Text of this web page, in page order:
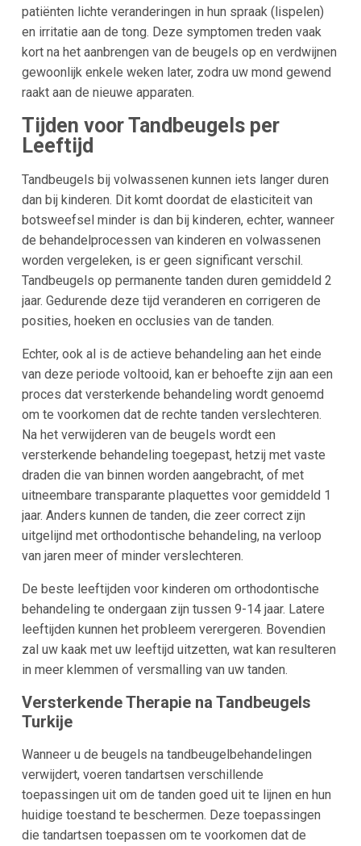
patiënten lichte veranderingen in hun spraak (lispelen)
en irritatie aan de tong. Deze symptomen treden vaak
kort na het aanbrengen van de beugels op en verdwijnen
gewoonlijk enkele weken later, zodra uw mond gewend
raakt aan de nieuwe apparaten.
Tijden voor Tandbeugels per
Leeftijd
Tandbeugels bij volwassenen kunnen iets langer duren
dan bij kinderen. Dit komt doordat de elasticiteit van
botsweefsel minder is dan bij kinderen, echter, wanneer
de behandelprocessen van kinderen en volwassenen
worden vergeleken, is er geen significant verschil.
Tandbeugels op permanente tanden duren gemiddeld 2
jaar. Gedurende deze tijd veranderen en corrigeren de
posities, hoeken en occlusies van de tanden.
Echter, ook al is de actieve behandeling aan het einde
van deze periode voltooid, kan er behoefte zijn aan een
proces dat versterkende behandeling wordt genoemd
om te voorkomen dat de rechte tanden verslechteren.
Na het verwijderen van de beugels wordt een
versterkende behandeling toegepast, hetzij met vaste
draden die van binnen worden aangebracht, of met
uitneembare transparante plaquettes voor gemiddeld 1
jaar. Anders kunnen de tanden, die zeer correct zijn
uitgelijnd met orthodontische behandeling, na verloop
van jaren meer of minder verslechteren.
De beste leeftijden voor kinderen om orthodontische
behandeling te ondergaan zijn tussen 9-14 jaar. Latere
leeftijden kunnen het probleem verergeren. Bovendien
zal uw kaak met uw leeftijd uitzetten, wat kan resulteren
in meer klemmen of versmalling van uw tanden.
Versterkende Therapie na Tandbeugels
Turkije
Wanneer u de beugels na tandbeugelbehandelingen
verwijdert, voeren tandartsen verschillende
toepassingen uit om de tanden goed uit te lijnen en hun
huidige toestand te beschermen. Deze toepassingen
die tandartsen toepassen om te voorkomen dat de